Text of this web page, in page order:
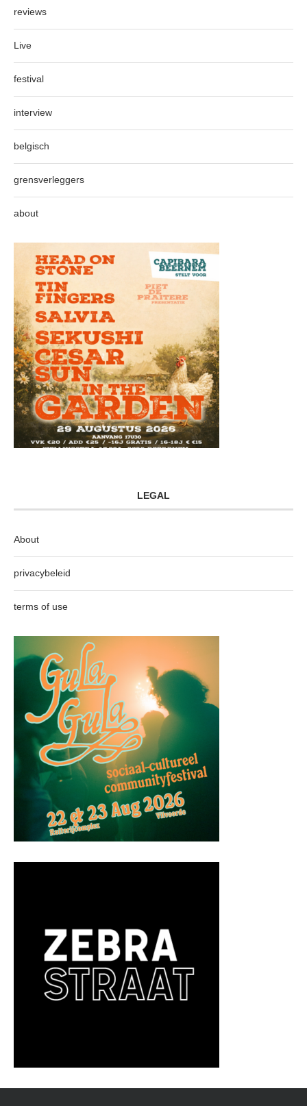
reviews
Live
festival
interview
belgisch
grensverleggers
about
LEGAL
About
privacybeleid
terms of use